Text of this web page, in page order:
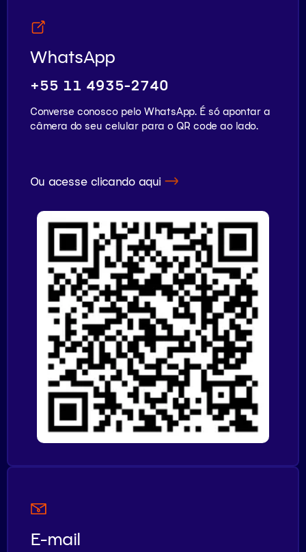
WhatsApp
+55 11 4935-2740
Converse conosco pelo WhatsApp. É só apontar a
câmera do seu celular para o QR code ao lado.
Ou acesse clicando aqui
E-mail